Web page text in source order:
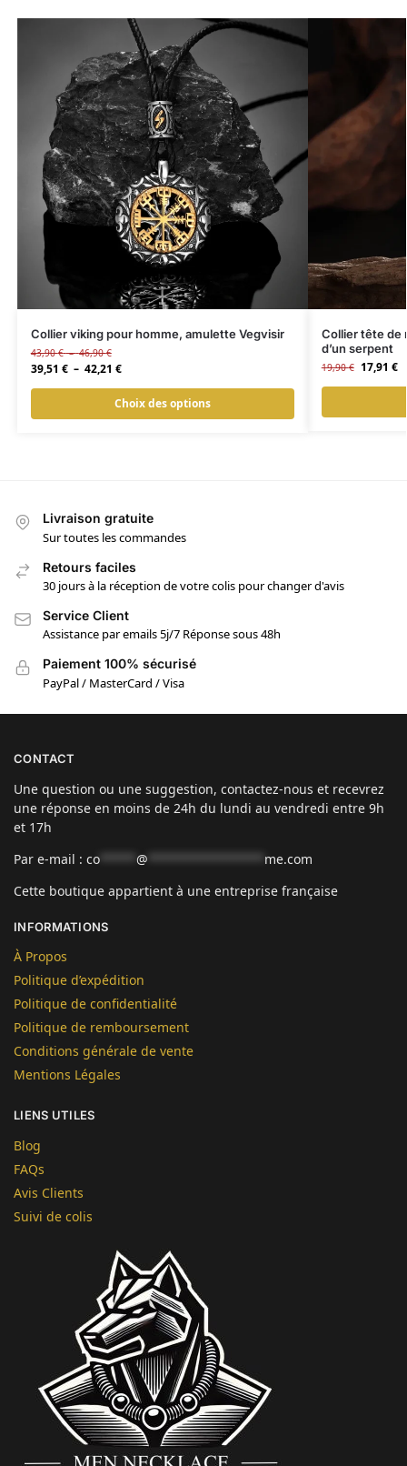
Collier viking pour homme, amulette Vegvisir
43,90€ – 46,90€
39,51 € – 42,21 €
Choix des options
Collier tête de
d’un serpent
19,90€ 17,91 €
Livraison gratuite
Sur toutes les commandes
Retours faciles
30 jours à la réception de votre colis pour changer d'avis
Service Client
Assistance par emails 5j/7 Réponse sous 48h
Paiement 100% sécurisé
PayPal / MasterCard / Visa
CONTACT
Une question ou une suggestion, contactez-nous et recevrez
une réponse en moins de 24h du lundi au vendredi entre 9h
et 17h
Par e-mail : co @
me.com
Cette boutique appartient à une entreprise française
INFORMATIONS
À Propos
Politique d’expédition
Politique de confidentialité
Politique de remboursement
Conditions générale de vente
Mentions Légales
LIENS UTILES
Blog
FAQs
Avis Clients
Suivi de colis